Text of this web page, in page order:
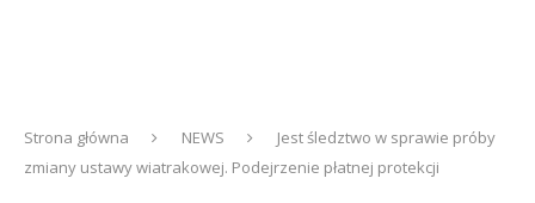
Strona główna NEWS
Jest śledztwo w sprawie próby
zmiany ustawy wiatrakowej. Podejrzenie płatnej protekcji